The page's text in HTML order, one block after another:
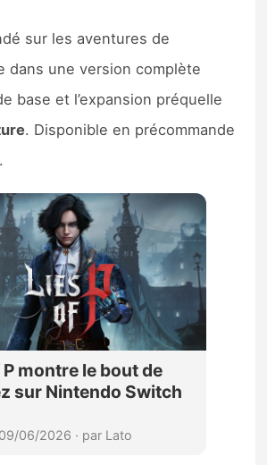
sur les aventures de
dans une version complète
base et l’expansion préquelle
. Disponible en précommande